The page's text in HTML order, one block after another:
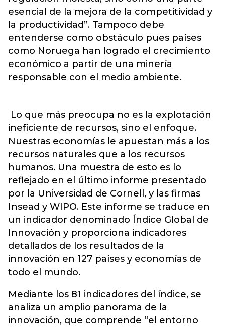
esencial de la mejora de la competitividad y
la productividad”. Tampoco debe
entenderse como obstáculo pues países
como Noruega han logrado el crecimiento
económico a partir de una minería
responsable con el medio ambiente.
Lo que más preocupa no es la explotación
ineficiente de recursos, sino el enfoque.
Nuestras economías le apuestan más a los
recursos naturales que a los recursos
humanos. Una muestra de esto es lo
reflejado en el último informe presentado
por la Universidad de Cornell, y las firmas
Insead y WIPO. Este informe se traduce en
un indicador denominado Índice Global de
Innovación y proporciona indicadores
detallados de los resultados de la
innovación en 127 países y economías de
todo el mundo.
Mediante los 81 indicadores del índice, se
analiza un amplio panorama de la
innovación, que comprende “el entorno